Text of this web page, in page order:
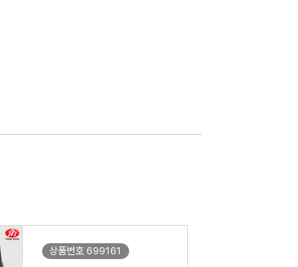
상품번호 699161